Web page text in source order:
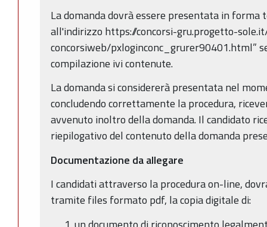
La domanda dovrà essere presentata in forma
all'indirizzo https://concorsi-gru.progetto-
concorsiweb/pxloginconc_grurer90401.html”
compilazione ivi contenute.
La domanda si considererà presentata nel
concludendo correttamente la procedura,
avvenuto inoltro della domanda. Il candidato
riepilogativo del contenuto della domanda
Documentazione da allegare
I candidati attraverso la procedura on-line,
tramite files formato pdf, la copia digitale di: